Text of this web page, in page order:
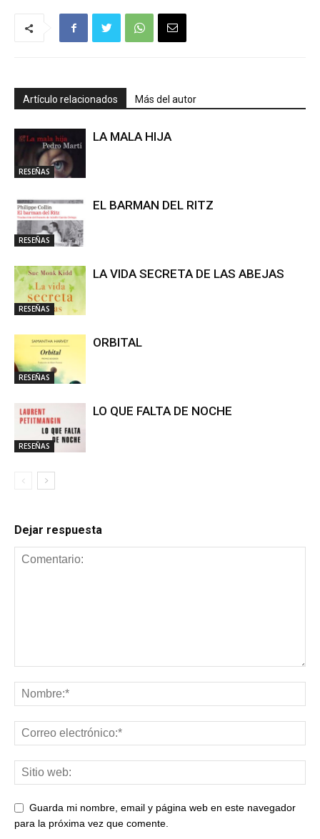
Artículo relacionados Más del autor
RESEÑAS
LA MALA HIJA
RESEÑAS
EL BARMAN DEL RITZ
RESEÑAS
LA VIDA SECRETA DE LAS ABEJAS
RESEÑAS
ORBITAL
RESEÑAS
LO QUE FALTA DE NOCHE
Dejar respuesta
Guarda mi nombre, email y página web en este navegador
para la próxima vez que comente.